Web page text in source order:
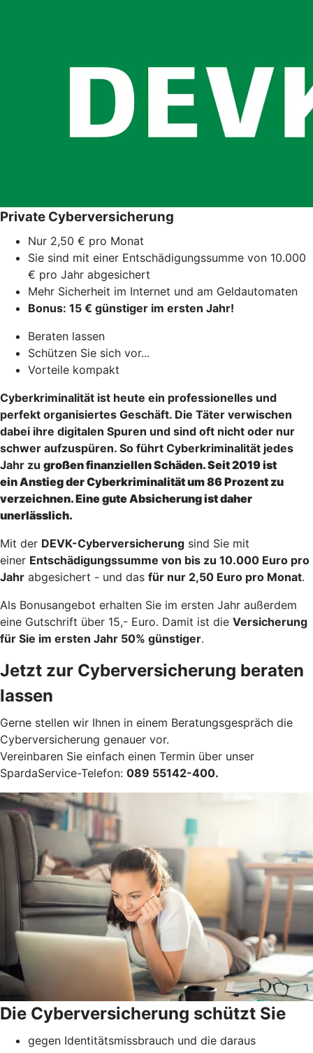
Private Cyberversicherung
Nur 2,50 € pro Monat
Sie sind mit einer Entschädigungssumme von 10.000
€ pro Jahr abgesichert
Mehr Sicherheit im Internet und am Geldautomaten
Bonus: 15 € günstiger im ersten Jahr!
Beraten lassen
Schützen Sie sich vor...
Vorteile kompakt
Cyberkriminalität ist heute ein professionelles und
perfekt organisiertes Geschäft. Die Täter verwischen
dabei ihre digitalen Spuren und sind oft nicht oder nur
schwer aufzuspüren. So führt Cyberkriminalität jedes
Jahr zu großen finanziellen Schäden. Seit 2019 ist
einAnstieg der Cyberkriminalität um 86 Prozent zu
verzeichnen. Einegute Absicherungist daher
unerlässlich.
Mit der DEVK-Cyberversicherung sind Sie mit
einer Entschädigungssumme von bis zu 10.000 Euro pro
Jahr abgesichert - und das für nur 2,50 Euro pro Monat.
Als Bonusangebot erhalten Sie im ersten Jahr außerdem
eine Gutschrift über 15,- Euro. Damit ist die Versicherung
für Sie im ersten Jahr 50% günstiger.
Jetzt zur Cyberversicherung beraten
lassen
Gerne stellen wir Ihnen in einem Beratungsgespräch die
Cyberversicherung genauer vor.
Vereinbaren Sie einfach einen Termin über unser
SpardaService-Telefon: 089 55142-400.
Die Cyberversicherung schützt Sie
gegen Identitätsmissbrauch und die daraus